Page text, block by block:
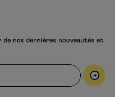
de nos dernières nouveautés et